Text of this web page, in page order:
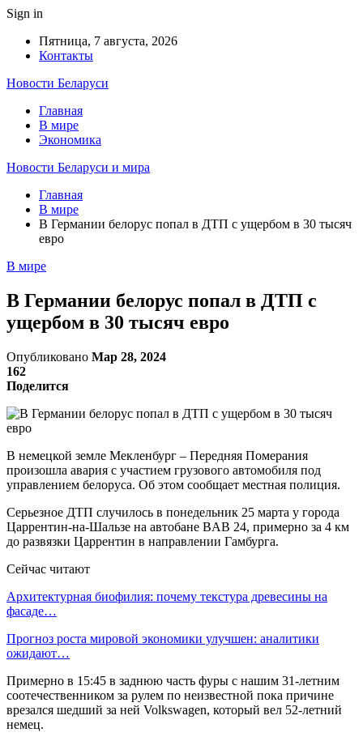
Sign in
Пятница, 7 августа, 2026
Контакты
Новости Беларуси
Главная
В мире
Экономика
Новости Беларуси и мира
Главная
В мире
В Германии белорус попал в ДТП с ущербом в 30 тысяч
евро
В мире
В Германии белорус попал в ДТП с
ущербом в 30 тысяч евро
Опубликовано Мар 28, 2024
162
Поделится
В немецкой земле Мекленбург – Передняя Померания
произошла авария с участием грузового автомобиля под
управлением белоруса. Об этом сообщает местная полиция.
Серьезное ДТП случилось в понедельник 25 марта у города
Царрентин-на-Шальзе на автобане BAB 24, примерно за 4 км
до развязки Царрентин в направлении Гамбурга.
Сейчас читают
Архитектурная биофилия: почему текстура древесины на
фасаде…
Прогноз роста мировой экономики улучшен: аналитики
ожидают…
Примерно в 15:45 в заднюю часть фуры с нашим 31-летним
соотечественником за рулем по неизвестной пока причине
врезался шедший за ней Volkswagen, который вел 52-летний
немец.